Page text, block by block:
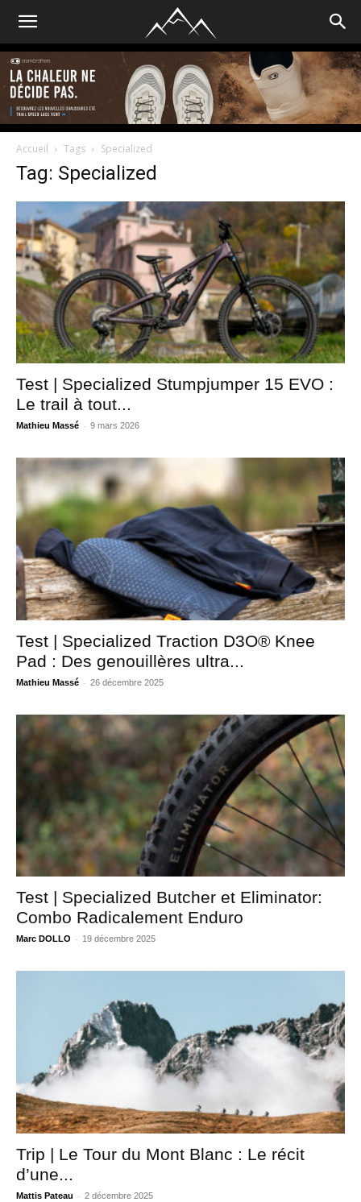
Accueil Tags Specialized
Tag: Specialized
Test | Specialized Stumpjumper 15 EVO :
Le trail à tout...
Mathieu Massé - 9 mars 2026
Test | Specialized Traction D3O® Knee
Pad : Des genouillères ultra...
Mathieu Massé - 26 décembre 2025
Test | Specialized Butcher et Eliminator:
Combo Radicalement Enduro
Marc DOLLO - 19 décembre 2025
Trip | Le Tour du Mont Blanc : Le récit
d’une...
Mattis Pateau - 2 décembre 2025